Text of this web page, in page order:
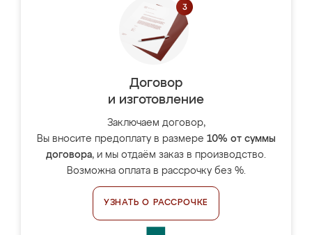
Договор
и изготовление
Заключаем договор,
Вы вносите предоплату в размере 10% от суммы
договора, и мы отдаём заказ в производство.
Возможна оплата в рассрочку без %.
УЗНАТЬ О РАССРОЧКЕ